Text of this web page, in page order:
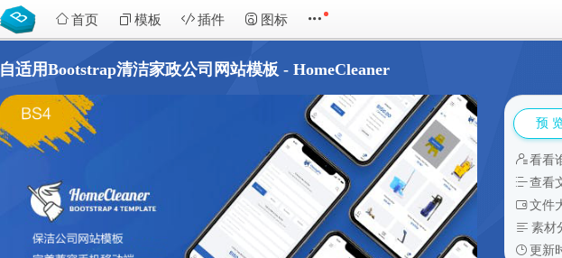
首页 模板 插件 图标
自适用Bootstrap清洁家政公司网站模板 - HomeCleaner
预
看看
查看
文件
素材
更新